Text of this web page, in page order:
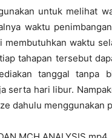
untuk melihat
waktu
waktu
tahapan tersebut
tanggal
serta hari libur.
dahulu menggunakan